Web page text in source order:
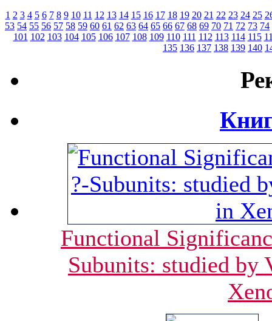
1 2 3 4 5 6 7 8 9 10 11 12 13 14 15 16 17 18 19 20 21 22 23 24 25
53 54 55 56 57 58 59 60 61 62 63 64 65 66 67 68 69 70 71 72 73 74
101 102 103 104 105 106 107 108 109 110 111 112 113 114 115
135 136 137 138 139 140
Functional
Subunits: studied by